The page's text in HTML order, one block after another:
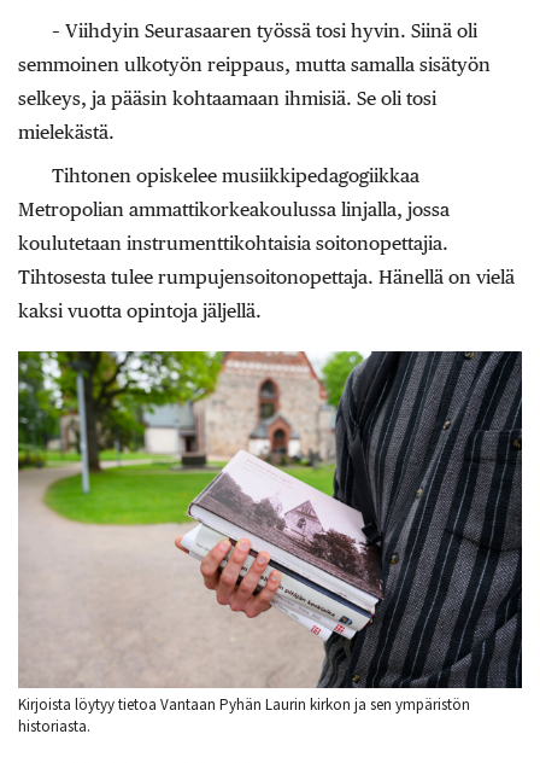
– Viihdyin Seurasaaren työssä tosi hyvin. Siinä oli
semmoinen ulkotyön reippaus, mutta samalla sisätyön
selkeys, ja pääsin kohtaamaan ihmisiä. Se oli tosi
mielekästä.
Tihtonen opiskelee musiikkipedagogiikkaa
Metropolian ammattikorkeakoulussa linjalla, jossa
koulutetaan instrumenttikohtaisia soitonopettajia.
Tihtosesta tulee rumpujensoitonopettaja. Hänellä on vielä
kaksi vuotta opintoja jäljellä.
Kirjoista löytyy tietoa Vantaan Pyhän Laurin kirkon ja sen ympäristön
historiasta.